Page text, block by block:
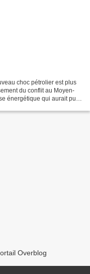
choc pétrolier est plus
du conflit au Moyen-
énergétique qui aurait pu
Overblog